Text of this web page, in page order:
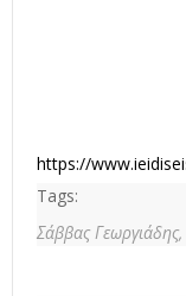
https://
Tags:
Σάββας Γεωργιάδης,